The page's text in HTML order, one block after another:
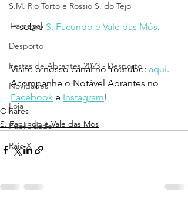
S.M. Rio Torto e Rossio S. do Tejo
Tramagal
Desporto
Festas de Abrantes 2023 - Desporto
Novidades
Loja
Publicidade
Raio X
+ sobre S. Facundo e Vale das Mós.
Visite o nosso canal no Youtube: aqui.
Acompanhe o Notável Abrantes no
Facebook e Instagram!
Olhares
S. Facundo e Vale das Mós